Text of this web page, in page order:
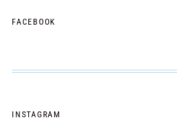
FACEBOOK
INSTAGRAM